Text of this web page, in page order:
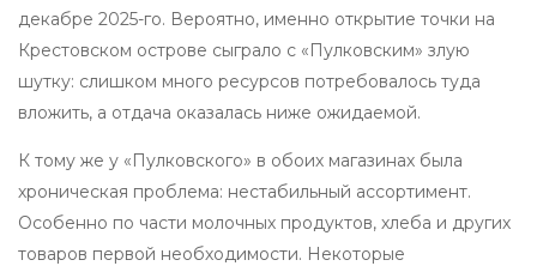
декабре 2025-го. Вероятно, именно открытие точки на
Крестовском острове сыграло с «Пулковским» злую
шутку: слишком много ресурсов потребовалось туда
вложить, а отдача оказалась ниже ожидаемой.
К тому же у «Пулковского» в обоих магазинах была
хроническая проблема: нестабильный ассортимент.
Особенно по части молочных продуктов, хлеба и других
товаров первой необходимости. Некоторые